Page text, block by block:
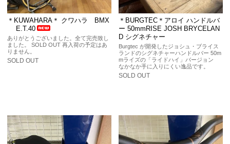
＊KUWAHARA＊ クワハラ BMX
E.T.40
ありがとうございました。全て完売致し
ました。 SOLD OUT 再入荷の予定はあ
りません。
SOLD OUT
＊BURGTEC＊アロイ ハンドルバ
ー 50mmRISE JOSH BRYCELAN
D シグネチャー
Burgtec が開発したジョシュ・ブライス
ランドのシグネチャーハンドルバー 50m
mライズの「ライドハイ」バージョン
なかなか手に入りにくい逸品です。
SOLD OUT